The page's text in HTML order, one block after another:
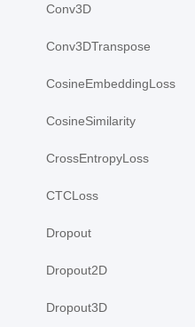
Conv3D
Conv3DTranspose
CosineEmbeddingLoss
CosineSimilarity
CrossEntropyLoss
CTCLoss
Dropout
Dropout2D
Dropout3D